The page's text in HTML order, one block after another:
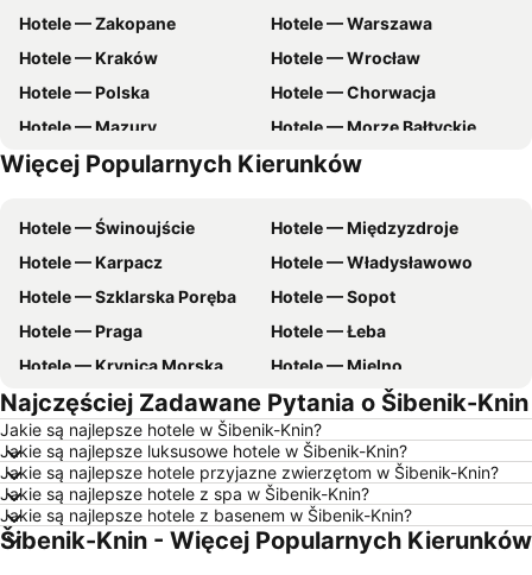
Hotele — Zakopane
Hotele — Warszawa
Hotele — Kraków
Hotele — Wrocław
Hotele — Polska
Hotele — Chorwacja
Hotele — Mazury
Hotele — Morze Bałtyckie
Hotele — Malta
Hotele — zachodniopomorskie
Więcej Popularnych Kierunków
Hotele — Świnoujście
Hotele — Międzyzdroje
Hotele — Karpacz
Hotele — Władysławowo
Hotele — Szklarska Poręba
Hotele — Sopot
Hotele — Praga
Hotele — Łeba
Hotele — Krynica Morska
Hotele — Mielno
Hotele — Poznań
Hotele — Gdynia
Hotele — Łódź
Hotele — Ustka
Hotele — Rzym
Hotele — Barcelona
Hotele — Szczyrk
Hotele — Szczawnica
Hotele — Wisła
Hotele — Wybrzeże Bałtyckie
Najczęściej Zadawane Pytania o Šibenik-Knin
Jakie są najlepsze hotele w Šibenik-Knin?
Jakie są najlepsze luksusowe hotele w Šibenik-Knin?
Jakie są najlepsze hotele przyjazne zwierzętom w Šibenik-Knin?
Jakie są najlepsze hotele z spa w Šibenik-Knin?
Jakie są najlepsze hotele z basenem w Šibenik-Knin?
Šibenik-Knin - Więcej Popularnych Kierunków